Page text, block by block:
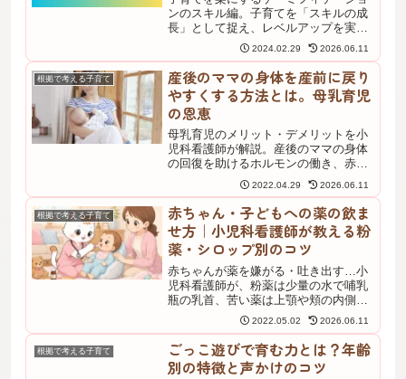
ンのスキル編。子育てを「スキルの成
長」として捉え、レベルアップを実感
しながら楽しく続ける考え方を小児科
看護師が解説。好評シリーズ第3弾とし
て、毎日の育児に達成感を取り入れる
方法を紹介します。
2024.02.29 2026.06.11
根拠で考える子育て
産後のママの身体を産前に戻り
やすくする方法とは。母乳育児
の恩恵
母乳育児のメリット・デメリットを小
児科看護師が解説。産後のママの身体
の回復を助けるホルモンの働き、赤ち
ゃん側の免疫面の恩恵、一方で大変な
ことも正直に整理しました。母乳か人
工乳か迷っている方が、自分に合う選
択をするための材料になります。
2022.04.29 2026.06.11
根拠で考える子育て
赤ちゃん・子どもへの薬の飲ま
せ方｜小児科看護師が教える粉
薬・シロップ別のコツ
赤ちゃんが薬を嫌がる・吐き出す…小
児科看護師が、粉薬は少量の水で哺乳
瓶の乳首、苦い薬は上顎や頬の内側に
塗る、母乳・ミルクに混ぜるのは基本
NGなど、剤形別の飲ませ方のコツと受
診・相談の目安をやさしく解説しま
す。
2022.05.02 2026.06.11
根拠で考える子育て
ごっこ遊びで育む力とは？年齢
別の特徴と声かけのコツ